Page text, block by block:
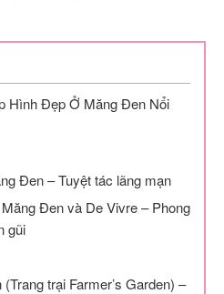
Hình Đẹp Ở Măng Đen Nổi
Đen – Tuyệt tác lãng mạn
Đen và De Vivre – Phong
gũi
trại Farmer’s Garden) –